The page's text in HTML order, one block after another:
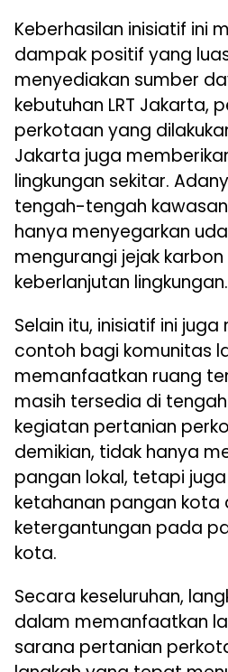
Keberhasilan inisiatif ini
dampak positif yang
menyediakan sumber
kebutuhan LRT Jakarta,
perkotaan yang
Jakarta juga
lingkungan sekitar.
tengah-tengah
hanya menyegarkan
mengurangi jejak
keberlanjutan lingkungan.
Selain itu, inisiatif ini
contoh bagi komunitas
memanfaatkan ruang
masih tersedia di
kegiatan pertanian
demikian, tidak hanya
pangan lokal, tetapi
ketahanan pangan kota
ketergantungan pada
kota.
Secara keseluruhan,
dalam memanfaatkan
sarana pertanian